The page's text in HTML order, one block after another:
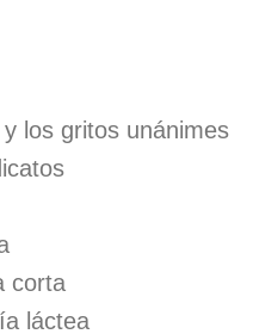
los gritos unánimes
corta
láctea